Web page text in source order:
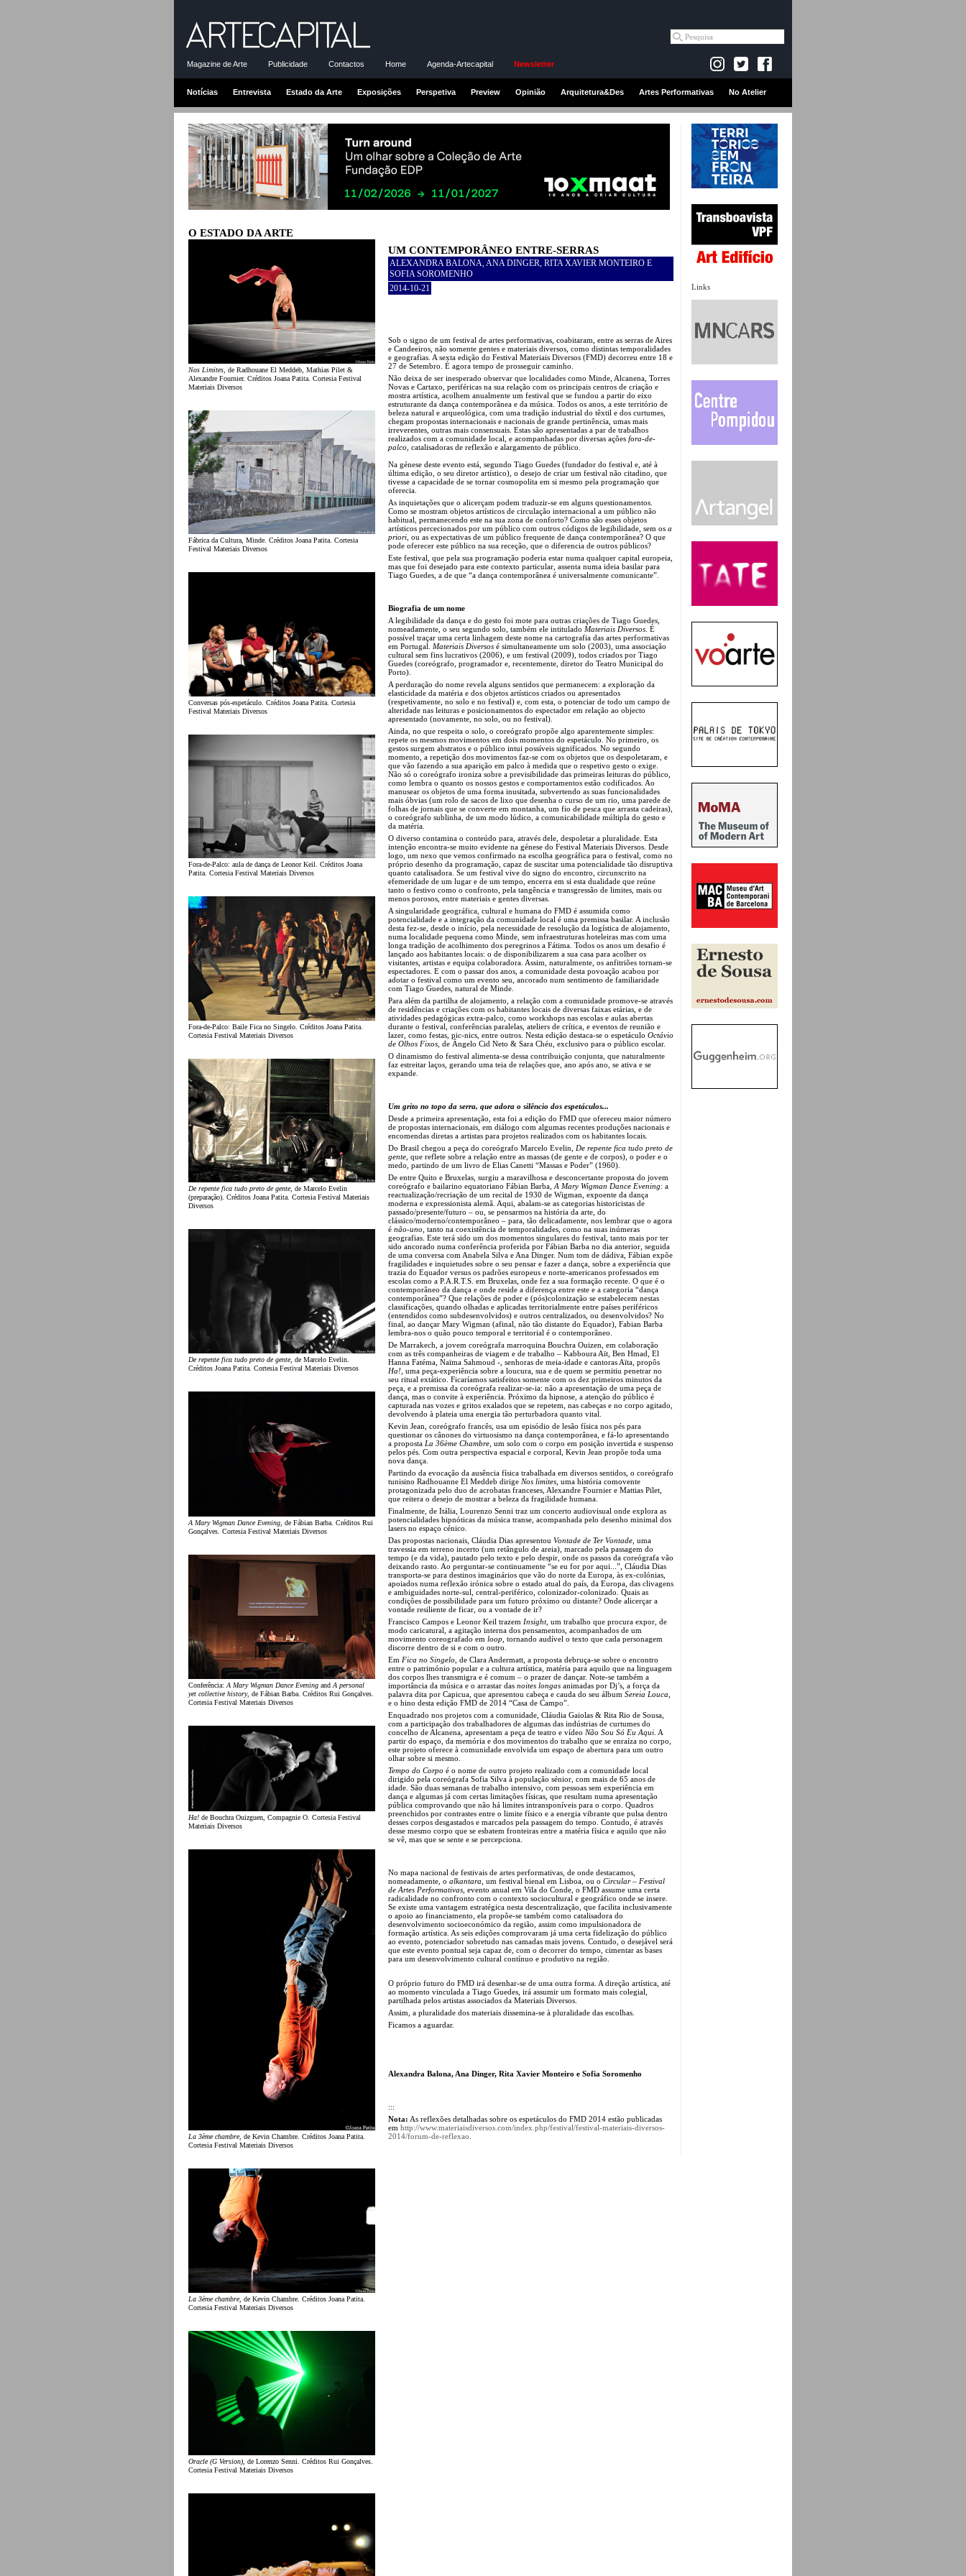
Magazine de Arte Publicidade Contactos Home Agenda-Artecapital Newsletter
Notícias Entrevista Estado da Arte Exposições Perspetiva Preview Opinião Arquitetura&Des Artes Performativas No Atelier
Links
O ESTADO DA ARTE
Nos Limites , de Radhouane El Meddeb, Mathias Pilet &
Alexandre Fournier. Créditos Joana Patita. Cortesia Festival
Materiais Diversos
Fábrica da Cultura, Minde. Créditos Joana Patita. Cortesia
Festival Materiais Diversos
Conversas pós-espetáculo. Créditos Joana Patita. Cortesia
Festival Materiais Diversos
Fora-de-Palco: aula de dança de Leonor Keil. Créditos Joana
Patita. Cortesia Festival Materiais Diversos
Fora-de-Palco: Baile Fica no Singelo. Créditos Joana Patita.
Cortesia Festival Materiais Diversos
De repente fica tudo preto de gente, de Marcelo Evelin
(preparação). Créditos Joana Patita. Cortesia Festival Materiais
Diversos
De repente fica tudo preto de gente, de Marcelo Evelin.
Créditos Joana Patita. Cortesia Festival Materiais Diversos
A Mary Wigman Dance Evening , de Fábian Barba. Créditos Rui
Gonçalves. Cortesia Festival Materiais Diversos
Conferência: A Mary Wigman Dance Evening and A personal
yet collective history, de Fábian Barba. Créditos Rui Gonçalves.
Cortesia Festival Materiais Diversos
Ha! de Bouchra Ouizguen, Compagnie O. Cortesia Festival
Materiais Diversos
La 3ème chambre, de Kevin Chambre. Créditos Joana Patita.
Cortesia Festival Materiais Diversos
La 3ème chambre, de Kevin Chambre. Créditos Joana Patita.
Cortesia Festival Materiais Diversos
Oracle (G Version), de Lorenzo Senni. Créditos Rui Gonçalves.
Cortesia Festival Materiais Diversos
UM CONTEMPORÂNEO ENTRE-SERRAS
ALEXANDRA BALONA, ANA DINGER, RITA XAVIER MONTEIRO E
SOFIA SOROMENHO
2014-10-21
Sob o signo de um festival de artes performativas, coabitaram, entre as serras de Aires
e Candeeiros, não somente gentes e materiais diversos, como distintas temporalidades
e geografias. A sexta edição do Festival Materiais Diversos (FMD) decorreu entre 18 e
27 de Setembro. É agora tempo de prosseguir caminho.
Não deixa de ser inesperado observar que localidades como Minde, Alcanena, Torres
Novas e Cartaxo, periféricas na sua relação com os principais centros de criação e
mostra artística, acolhem anualmente um festival que se fundou a partir do eixo
estruturante da dança contemporânea e da música. Todos os anos, a este território de
beleza natural e arqueológica, com uma tradição industrial do têxtil e dos curtumes,
chegam propostas internacionais e nacionais de grande pertinência, umas mais
irreverentes, outras mais consensuais. Estas são apresentadas a par de trabalhos
realizados com a comunidade local, e acompanhadas por diversas ações fora-de-
palco , catalisadoras de reflexão e alargamento de público.
Na génese deste evento está, segundo Tiago Guedes (fundador do festival e, até à
última edição, o seu diretor artístico), o desejo de criar um festival não citadino, que
tivesse a capacidade de se tornar cosmopolita em si mesmo pela programação que
oferecia.
As inquietações que o alicerçam podem traduzir-se em alguns questionamentos.
Como se mostram objetos artísticos de circulação internacional a um público não
habitual, permanecendo este na sua zona de conforto? Como são esses objetos
artísticos percecionados por um público com outros códigos de legibilidade, sem os a
priori , ou as expectativas de um público frequente de dança contemporânea? O que
pode oferecer este público na sua receção, que o diferencia de outros públicos?
Este festival, que pela sua programação poderia estar numa qualquer capital europeia,
mas que foi desejado para este contexto particular, assenta numa ideia basilar para
Tiago Guedes, a de que “a dança contemporânea é universalmente comunicante”.
Biografia de um nome
A legibilidade da dança e do gesto foi mote para outras criações de Tiago Guedes,
nomeadamente, o seu segundo solo, também ele intitulado Materiais Diversos . É
possível traçar uma certa linhagem deste nome na cartografia das artes performativas
em Portugal. Materiais Diversos é simultaneamente um solo (2003), uma associação
cultural sem fins lucrativos (2006), e um festival (2009), todos criados por Tiago
Guedes (coreógrafo, programador e, recentemente, diretor do Teatro Municipal do
Porto).
A perduração do nome revela alguns sentidos que permanecem: a exploração da
elasticidade da matéria e dos objetos artísticos criados ou apresentados
(respetivamente, no solo e no festival) e, com esta, o potenciar de todo um campo de
alteridade nas leituras e posicionamentos do espectador em relação ao objecto
apresentado (novamente, no solo, ou no festival).
Ainda, no que respeita o solo, o coreógrafo propõe algo aparentemente simples:
repete os mesmos movimentos em dois momentos do espetáculo. No primeiro, os
gestos surgem abstratos e o público intui possíveis significados. No segundo
momento, a repetição dos movimentos faz-se com os objetos que os despoletaram, e
que vão fazendo a sua aparição em palco à medida que o respetivo gesto o exige.
Não só o coreógrafo ironiza sobre a previsibilidade das primeiras leituras do público,
como lembra o quanto os nossos gestos e comportamentos estão codificados. Ao
manusear os objetos de uma forma inusitada, subvertendo as suas funcionalidades
mais óbvias (um rolo de sacos de lixo que desenha o curso de um rio, uma parede de
folhas de jornais que se converte em montanha, um fio de pesca que arrasta cadeiras),
o coreógrafo sublinha, de um modo lúdico, a comunicabilidade múltipla do gesto e
da matéria.
O diverso contamina o conteúdo para, através dele, despoletar a pluralidade. Esta
intenção encontra-se muito evidente na génese do Festival Materiais Diversos. Desde
logo, um nexo que vemos confirmado na escolha geográfica para o festival, como no
próprio desenho da programação, capaz de suscitar uma potencialidade tão disruptiva
quanto catalisadora. Se um festival vive do signo do encontro, circunscrito na
efemeridade de um lugar e de um tempo, encerra em si esta dualidade que reúne
tanto o festivo como o confronto, pela tangência e transgressão de limites, mais ou
menos porosos, entre materiais e gentes diversas.
A singularidade geográfica, cultural e humana do FMD é assumida como
potencialidade e a integração da comunidade local é uma premissa basilar. A inclusão
desta fez-se, desde o início, pela necessidade de resolução da logística de alojamento,
numa localidade pequena como Minde, sem infraestruturas hoteleiras mas com uma
longa tradição de acolhimento dos peregrinos a Fátima. Todos os anos um desafio é
lançado aos habitantes locais: o de disponibilizarem a sua casa para acolher os
visitantes, artistas e equipa colaboradora. Assim, naturalmente, os anfitriões tornam-se
espectadores. E com o passar dos anos, a comunidade desta povoação acabou por
adotar o festival como um evento seu, ancorado num sentimento de familiaridade
com Tiago Guedes, natural de Minde.
Para além da partilha de alojamento, a relação com a comunidade promove-se através
de residências e criações com os habitantes locais de diversas faixas etárias, e de
atividades pedagógicas extra-palco, como workshops nas escolas e aulas abertas
durante o festival, conferências paralelas, ateliers de crítica, e eventos de reunião e
lazer, como festas, pic-nics, entre outros. Nesta edição destaca-se o espetáculo Octávio
de Olhos Fixos , de Ângelo Cid Neto & Sara Chéu, exclusivo para o público escolar.
O dinamismo do festival alimenta-se dessa contribuição conjunta, que naturalmente
faz estreitar laços, gerando uma teia de relações que, ano após ano, se ativa e se
expande.
Um grito no topo da serra, que adora o silêncio dos espetáculos...
Desde a primeira apresentação, esta foi a edição do FMD que ofereceu maior número
de propostas internacionais, em diálogo com algumas recentes produções nacionais e
encomendas diretas a artistas para projetos realizados com os habitantes locais.
Do Brasil chegou a peça do coreógrafo Marcelo Evelin, De repente fica tudo preto de
gente , que reflete sobre a relação entre as massas (de gente e de corpos), o poder e o
medo, partindo de um livro de Elias Canetti “Massas e Poder” (1960).
De entre Quito e Bruxelas, surgiu a maravilhosa e desconcertante proposta do jovem
coreógrafo e bailarino equatoriano Fábian Barba, A Mary Wigman Dance Evening: a
reactualização/recriação de um recital de 1930 de Wigman, expoente da dança
moderna e expressionista alemã. Aqui, abalam-se as categorias historicistas de
passado/presente/futuro – ou, se pensarmos na história da arte, do
clássico/moderno/contemporâneo – para, tão delicadamente, nos lembrar que o agora
é não-uno , tanto na coexistência de temporalidades, como na suas inúmeras
geografias. Este terá sido um dos momentos singulares do festival, tanto mais por ter
sido ancorado numa conferência proferida por Fábian Barba no dia anterior, seguida
de uma conversa com Anabela Silva e Ana Dinger. Num tom de dádiva, Fábian expõe
fragilidades e inquietudes sobre o seu pensar e fazer a dança, sobre a experiência que
trazia do Equador versus os padrões europeus e norte-americanos professados em
escolas como a P.A.R.T.S. em Bruxelas, onde fez a sua formação recente. O que é o
contemporâneo da dança e onde reside a diferença entre este e a categoria “dança
contemporânea”? Que relações de poder e (pós)colonização se estabelecem nestas
classificações, quando olhadas e aplicadas territorialmente entre países periféricos
(entendidos como subdesenvolvidos) e outros centralizados, ou desenvolvidos? No
final, ao dançar Mary Wigman (afinal, não tão distante do Equador), Fabian Barba
lembra-nos o quão pouco temporal e territorial é o contemporâneo.
De Marrakech, a jovem coreógrafa marroquina Bouchra Ouizen, em colaboração
com as três companheiras de viagem e de trabalho – Kabboura Aït, Ben Hmad, El
Hanna Fatéma, Naïma Sahmoud -, senhoras de meia-idade e cantoras Aïta, propôs
Ha! , uma peça-experiência sobre a loucura, sua e de quem se permitiu penetrar no
seu ritual extático. Ficaríamos satisfeitos somente com os dez primeiros minutos da
peça, e a premissa da coreógrafa realizar-se-ia: não a apresentação de uma peça de
dança, mas o convite à experiência. Próximo da hipnose, a atenção do público é
capturada nas vozes e gritos exalados que se repetem, nas cabeças e no corpo agitado,
devolvendo à plateia uma energia tão perturbadora quanto vital.
Kevin Jean, coreógrafo francês, usa um episódio de lesão física nos pés para
questionar os cânones do virtuosismo na dança contemporânea, e fá-lo apresentando
a proposta La 36ème Chambre , um solo com o corpo em posição invertida e suspenso
pelos pés. Com outra perspectiva espacial e corporal, Kevin Jean propõe toda uma
nova dança.
Partindo da evocação da ausência física trabalhada em diversos sentidos, o coreógrafo
tunisino Radhouanne El Meddeb dirige Nos limites , uma história comovente
protagonizada pelo duo de acrobatas franceses, Alexandre Fournier e Mattias Pilet,
que reitera o desejo de mostrar a beleza da fragilidade humana.
Finalmente, de Itália, Lourenzo Senni traz um concerto audiovisual onde explora as
potencialidades hipnóticas da música transe, acompanhada pelo desenho minimal dos
lasers no espaço cénico.
Das propostas nacionais, Cláudia Dias apresentou Vontade de Ter Vontade , uma
travessia em terreno incerto (um retângulo de areia), marcado pela passagem do
tempo (e da vida), pautado pelo texto e pelo despir, onde os passos da coreógrafa vão
deixando rasto. Ao perguntar-se continuamente “se eu for por aqui...”, Cláudia Dias
transporta-se para destinos imaginários que vão do norte da Europa, às ex-colónias,
apoiados numa reflexão irónica sobre o estado atual do país, da Europa, das clivagens
e ambiguidades norte-sul, central-periférico, colonizador-colonizado. Quais as
condições de possibilidade para um futuro próximo ou distante? Onde alicerçar a
vontade resiliente de ficar, ou a vontade de ir?
Francisco Campos e Leonor Keil trazem Insight, um trabalho que procura expor, de
modo caricatural, a agitação interna dos pensamentos, acompanhados de um
movimento coreografado em loop , tornando audível o texto que cada personagem
discorre dentro de si e com o outro.
Em Fica no Singelo , de Clara Andermatt, a proposta debruça-se sobre o encontro
entre o património popular e a cultura artística, matéria para aquilo que na linguagem
dos corpos lhes transmigra e é comum – o prazer de dançar. Note-se também a
importância da música e o arrastar das noites longas animadas por Dj’s, a força da
palavra dita por Capicua, que apresentou cabeça e cauda do seu álbum Sereia Louca
e o hino desta edição FMD de 2014 “Casa de Campo”.
Enquadrado nos projetos com a comunidade, Cláudia Gaiolas & Rita Rio de Sousa,
com a participação dos trabalhadores de algumas das indústrias de curtumes do
concelho de Alcanena, apresentam a peça de teatro e vídeo Não Sou Só Eu Aqui . A
partir do espaço, da memória e dos movimentos do trabalho que se enraíza no corpo,
este projeto oferece à comunidade envolvida um espaço de abertura para um outro
olhar sobre si mesmo.
Tempo do Corpo é o nome de outro projeto realizado com a comunidade local
dirigido pela coreógrafa Sofia Silva à população sénior, com mais de 65 anos de
idade. São duas semanas de trabalho intensivo, com pessoas sem experiência em
dança e algumas já com certas limitações físicas, que resultam numa apresentação
pública comprovando que não há limites intransponíveis para o corpo. Quadros
preenchidos por contrastes entre o limite físico e a energia vibrante que pulsa dentro
desses corpos desgastados e marcados pela passagem do tempo. Contudo, é através
desse mesmo corpo que se esbatem fronteiras entre a matéria física e aquilo que não
se vê, mas que se sente e se percepciona.
No mapa nacional de festivais de artes performativas, de onde destacamos,
nomeadamente, o alkantara , um festival bienal em Lisboa, ou o Circular – Festival
de Artes Performativas , evento anual em Vila do Conde, o FMD assume uma certa
radicalidade no confronto com o contexto sociocultural e geográfico onde se insere.
Se existe uma vantagem estratégica nesta descentralização, que facilita inclusivamente
o apoio ao financiamento, ela propõe-se também como catalisadora do
desenvolvimento socioeconómico da região, assim como impulsionadora de
formação artística. As seis edições comprovaram já uma certa fidelização do público
ao evento, potenciador sobretudo nas camadas mais jovens. Contudo, o desejável será
que este evento pontual seja capaz de, com o decorrer do tempo, cimentar as bases
para um desenvolvimento cultural contínuo e produtivo na região.
O próprio futuro do FMD irá desenhar-se de uma outra forma. A direção artística, até
ao momento vinculada a Tiago Guedes, irá assumir um formato mais colegial,
partilhada pelos artistas associados da Materiais Diversos.
Assim, a pluralidade dos materiais dissemina-se à pluralidade das escolhas.
Ficamos a aguardar.
Alexandra Balona, Ana Dinger, Rita Xavier Monteiro e Sofia Soromenho
:::
Nota: As reflexões detalhadas sobre os espetáculos do FMD 2014 estão publicadas
em http://www.materiaisdiversos.com/index.php/festival/festival-materiais-diversos-
2014/forum-de-reflexao